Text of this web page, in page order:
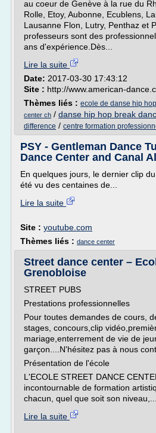
au coeur de Genève à la rue du
Rolle, Etoy, Aubonne, Ecublens,
Lausanne Flon, Lutry, Penthaz et
professeurs sont des
ans d'expérience.Dès...
Lire la suite
Date: 2017-03-30 17:43:12
Site : http://www.american-
Thèmes liés : ecole de danse hip
center ch / danse hip hop break
difference / centre formation
PSY - Gentleman Dance
Dance Center and Canal
En quelques jours, le dernier clip
été vu des centaines de...
Lire la suite
Site : youtube.com
Thèmes liés : dance center
Street dance center –
Grenobloise
STREET PUBS
Prestations professionnelles
Pour toutes demandes de cours,
stages, concours,clip
mariage,enterrement de vie de
garçon....N'hésitez pas à nous
Présentation de l'école
L'ECOLE STREET DANCE
incontournable de formation
chacun, quel que soit son niveau,...
Lire la suite